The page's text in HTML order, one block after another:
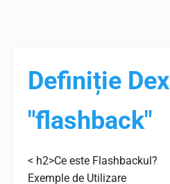
Definiție Dex
"flashback"
< h2>Ce este Flashbackul?
Exemple de Utilizare